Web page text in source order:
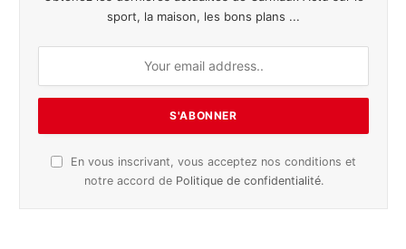
sport, la maison, les bons plans ...
En vous inscrivant, vous acceptez nos conditions et
notre accord de Politique de confidentialité.